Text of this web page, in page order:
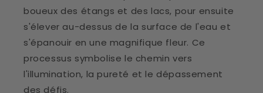
boueux des étangs et des lacs, pour ensuite
s'élever au-dessus de la surface de l'eau et
s'épanouir en une magnifique fleur. Ce
processus symbolise le chemin vers
l'illumination, la pureté et le dépassement
des défis.